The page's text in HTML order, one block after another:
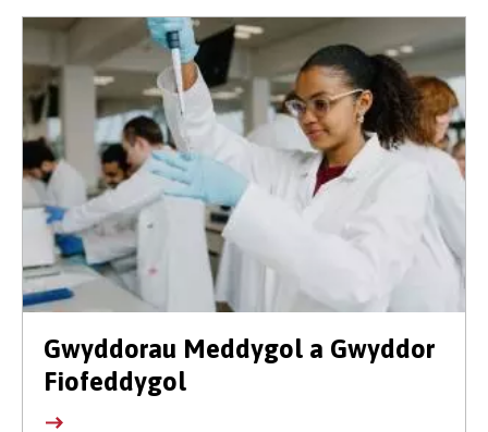
Gwyddorau Meddygol a Gwyddor
Fiofeddygol